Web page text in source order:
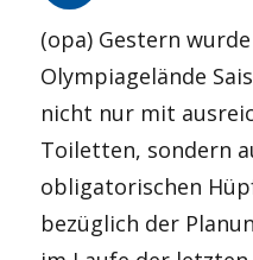
(opa) Gestern
Olympiagelände
nicht nur mit
Toiletten, sondern
obligatorischen
bezüglich der